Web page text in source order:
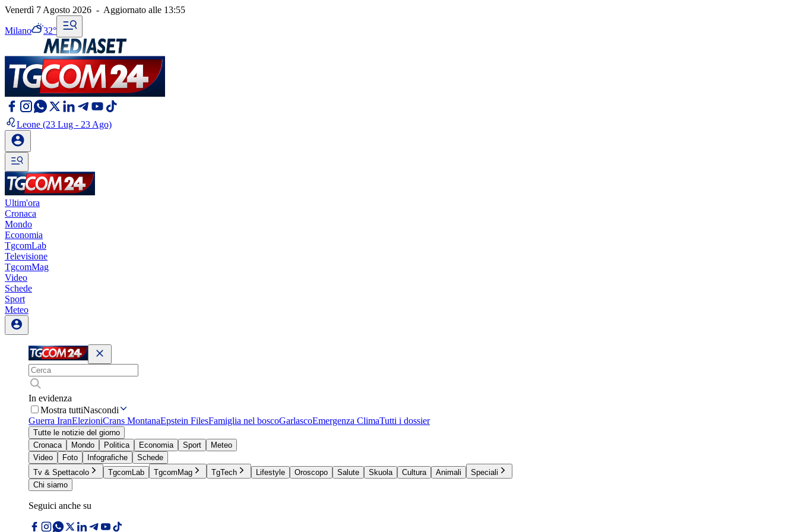
Venerdì 7 Agosto 2026 - Aggiornato alle 13:55
Milano 32°
Leone (23 Lug - 23 Ago)
Ultim'ora
Cronaca
Mondo
Economia
TgcomLab
Televisione
TgcomMag
Video
Schede
Sport
Meteo
In evidenza
Mostra tuttiNascondi
Guerra IranElezioniCrans MontanaEpstein FilesFamiglia nel boscoGarlascoEmergenza ClimaTutti i dossier
Tutte le notizie del giorno
Cronaca
Mondo Politica Economia Sport
Meteo
Video
Foto Infografiche
Schede
Tv & Spettacolo
TgcomLab TgcomMag TgTech Lifestyle Oroscopo Salute Skuola Cultura Animali
Speciali
Chi siamo
Seguici anche su